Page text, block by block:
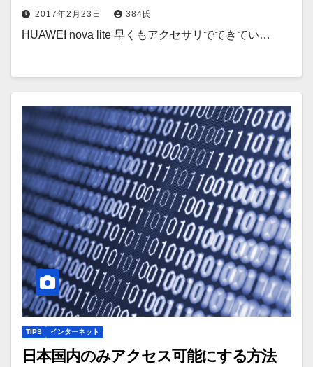
2017年2月23日 384氏
HUAWEI nova lite 早くもアクセサリでてきてい…
TIPS インターネット
日本国内のみアクセス可能にする方法